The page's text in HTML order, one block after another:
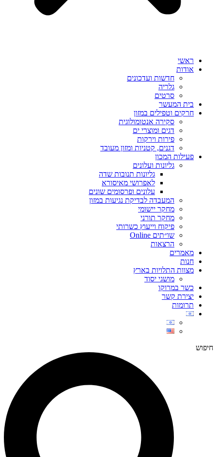
ראשי
אודות
חדשות ועדכונים
גלריה
סרטים
בית המעשר
חרקים וטפילים במזון
סקירה אנטומולוגית
דגים ומוצרי ים
פירות וירקות
דגנים, קטניות ומזון מעובד
פעילות המכון
גליונות ועלונים
גליונות תנובות שדה
לאפרושי מאיסורא
עלונים ופרסומים שונים
המעבדה לבדיקת נגיעות במזון
מחקר יישומי
מחקר תורני
פיקוח וייעוץ כשרותי
שו״תים Online
הרצאות
מאמרים
חנות
מצוות התלויות בארץ
מושגי יסוד
כשר במרוקו
יצירת קשר
תרומות
חיפוש